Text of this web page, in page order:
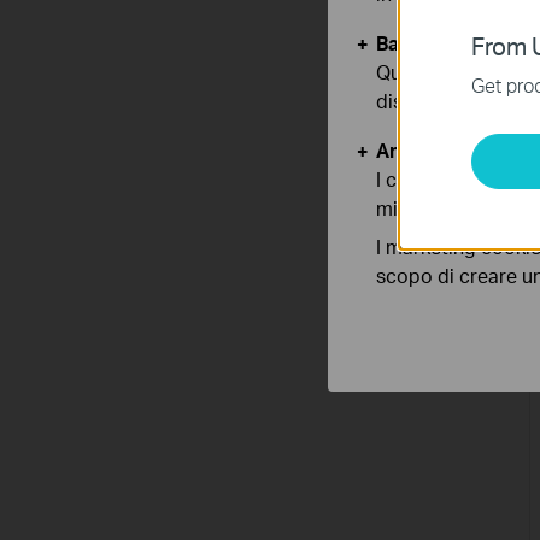
From
Get
Basic Cookies
Questi cookies
disattivati nel tuo
Analytics e
I cookies analitici
migliorarne le
I marketing
scopo di creare